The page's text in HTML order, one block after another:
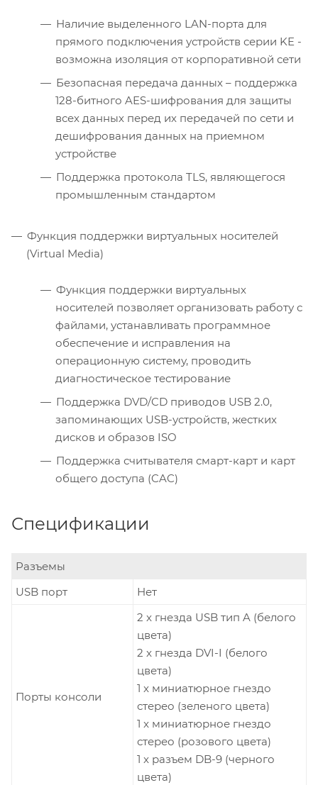
Наличие выделенного LAN-порта для
прямого подключения устройств серии KE -
возможна изоляция от корпоративной сети
Безопасная передача данных – поддержка
128-битного AES-шифрования для защиты
всех данных перед их передачей по сети и
дешифрования данных на приемном
устройстве
Поддержка протокола TLS, являющегося
промышленным стандартом
Функция поддержки виртуальных носителей
(Virtual Media)
Функция поддержки виртуальных
носителей позволяет организовать работу с
файлами, устанавливать программное
обеспечение и исправления на
операционную систему, проводить
диагностическое тестирование
Поддержка DVD/CD приводов USB 2.0,
запоминающих USB-устройств, жестких
дисков и образов ISO
Поддержка считывателя смарт-карт и карт
общего доступа (CAC)
Спецификации
Разъемы
USB порт
Нет
Порты консоли
2 x гнезда USB тип A (белого
цвета)
2 x гнезда DVI-I (белого
цвета)
1 x миниатюрное гнездо
стерео (зеленого цвета)
1 x миниатюрное гнездо
стерео (розового цвета)
1 x разъем DB-9 (черного
цвета)